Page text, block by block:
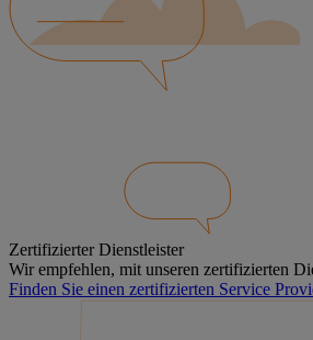
Zertifizierter Dienstleister
Wir empfehlen, mit unseren zertifizierten
Finden Sie einen zertifizierten Service